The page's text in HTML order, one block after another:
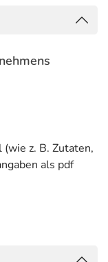
z. B. Zutaten,
als pdf